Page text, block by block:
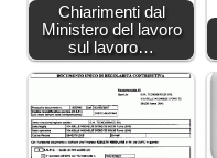
Chiarimenti dal
Ministero del lavoro
sul lavoro…